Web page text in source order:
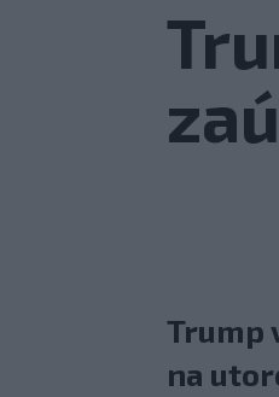
Trump
na